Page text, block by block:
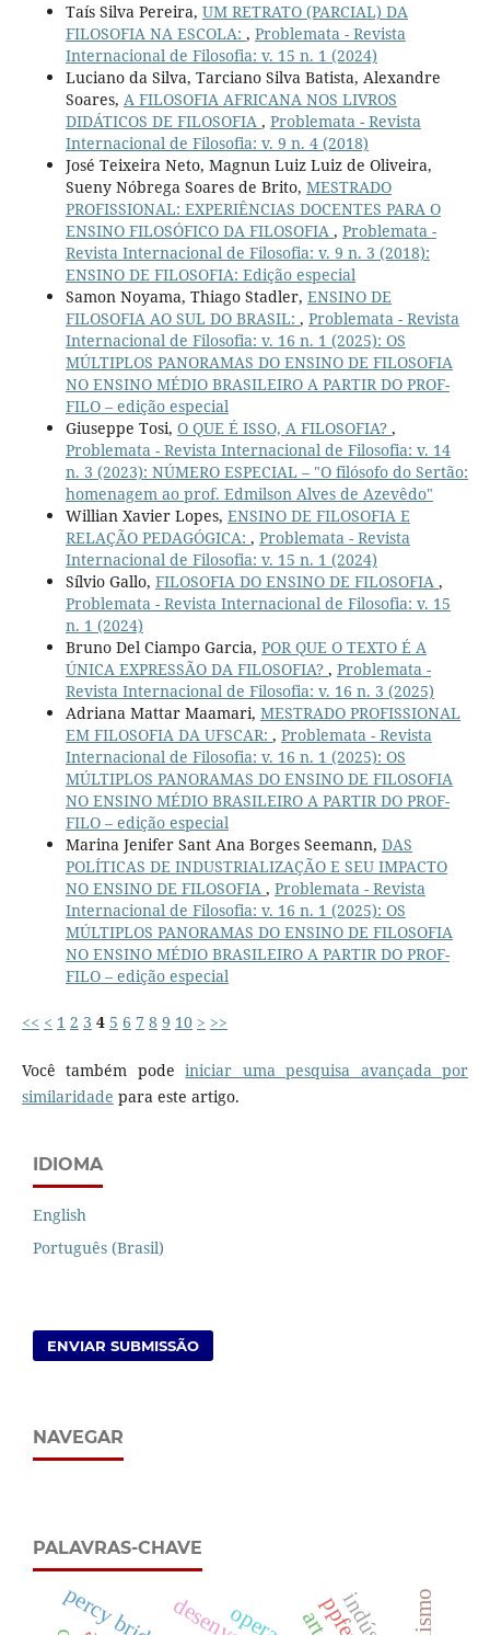
Taís Silva Pereira, UM RETRATO (PARCIAL) DA
FILOSOFIA NA ESCOLA: , Problemata - Revista
Internacional de Filosofia: v. 15 n. 1 (2024)
Luciano da Silva, Tarciano Silva Batista, Alexandre
Soares, A FILOSOFIA AFRICANA NOS LIVROS
DIDÁTICOS DE FILOSOFIA , Problemata - Revista
Internacional de Filosofia: v. 9 n. 4 (2018)
José Teixeira Neto, Magnun Luiz Luiz de Oliveira,
Sueny Nóbrega Soares de Brito, MESTRADO
PROFISSIONAL: EXPERIÊNCIAS DOCENTES PARA O
ENSINO FILOSÓFICO DA FILOSOFIA , Problemata -
Revista Internacional de Filosofia: v. 9 n. 3 (2018):
ENSINO DE FILOSOFIA: Edição especial
Samon Noyama, Thiago Stadler, ENSINO DE
FILOSOFIA AO SUL DO BRASIL: , Problemata - Revista
Internacional de Filosofia: v. 16 n. 1 (2025): OS
MÚLTIPLOS PANORAMAS DO ENSINO DE FILOSOFIA
NO ENSINO MÉDIO BRASILEIRO A PARTIR DO PROF-
FILO – edição especial
Giuseppe Tosi, O QUE É ISSO, A FILOSOFIA? ,
Problemata - Revista Internacional de Filosofia: v. 14
n. 3 (2023): NÚMERO ESPECIAL – "O filósofo do Sertão:
homenagem ao prof. Edmilson Alves de Azevêdo"
Willian Xavier Lopes, ENSINO DE FILOSOFIA E
RELAÇÃO PEDAGÓGICA: , Problemata - Revista
Internacional de Filosofia: v. 15 n. 1 (2024)
Sílvio Gallo, FILOSOFIA DO ENSINO DE FILOSOFIA ,
Problemata - Revista Internacional de Filosofia: v. 15
n. 1 (2024)
Bruno Del Ciampo Garcia, POR QUE O TEXTO É A
ÚNICA EXPRESSÃO DA FILOSOFIA? , Problemata -
Revista Internacional de Filosofia: v. 16 n. 3 (2025)
Adriana Mattar Maamari, MESTRADO PROFISSIONAL
EM FILOSOFIA DA UFSCAR: , Problemata - Revista
Internacional de Filosofia: v. 16 n. 1 (2025): OS
MÚLTIPLOS PANORAMAS DO ENSINO DE FILOSOFIA
NO ENSINO MÉDIO BRASILEIRO A PARTIR DO PROF-
FILO – edição especial
Marina Jenifer Sant Ana Borges Seemann, DAS
POLÍTICAS DE INDUSTRIALIZAÇÃO E SEU IMPACTO
NO ENSINO DE FILOSOFIA , Problemata - Revista
Internacional de Filosofia: v. 16 n. 1 (2025): OS
MÚLTIPLOS PANORAMAS DO ENSINO DE FILOSOFIA
NO ENSINO MÉDIO BRASILEIRO A PARTIR DO PROF-
FILO – edição especial
<< < 1 2 3 4 5 6 7 8 9 10 > >>
Você também podeiniciar uma pesquisa avançada por
similaridade para este artigo.
IDIOMA
English
Português (Brasil)
ENVIAR SUBMISSÃO
NAVEGAR
PALAVRAS-CHAVE
ppfen